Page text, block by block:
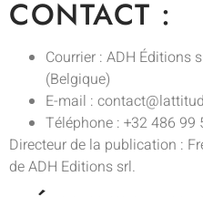
CONTACT :
Courrier : ADH Éditions
(Belgique)
E-mail :
Téléphone : +32 486 99
Directeur de la publication :
de ADH Editions srl.